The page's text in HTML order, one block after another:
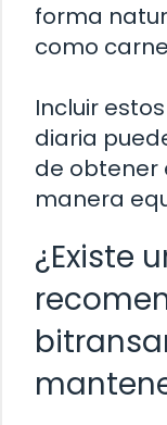
forma
como
Incluir
diaria
de obtener
manera
¿Existe